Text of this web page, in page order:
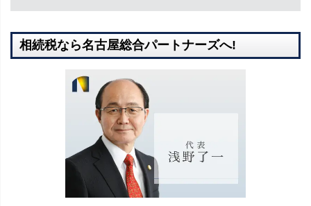
相続税なら名古屋総合パートナーズへ!